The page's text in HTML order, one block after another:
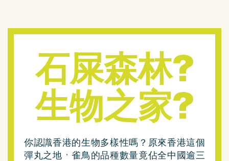
石屎森林?
生物之家?
你認識香港的生物多樣性嗎？原來香港這個
彈丸之地，雀鳥的品種數量竟佔全中國逾三